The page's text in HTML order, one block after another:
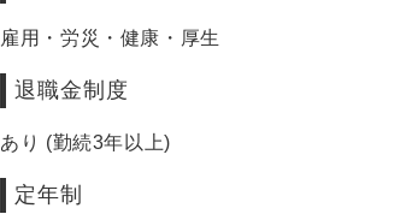
雇用・労災・健康・厚生
退職金制度
あり (勤続3年以上)
定年制